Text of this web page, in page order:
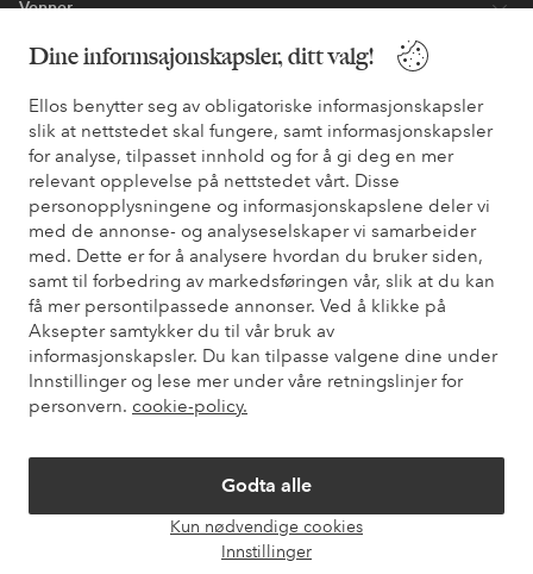
Dine informsajonskapsler, ditt valg!
Ellos benytter seg av obligatoriske informasjonskapsler
slik at nettstedet skal fungere, samt informasjonskapsler
for analyse, tilpasset innhold og for å gi deg en mer
relevant opplevelse på nettstedet vårt. Disse
personopplysningene og informasjonskapslene deler vi
med de annonse- og analyseselskaper vi samarbeider
med. Dette er for å analysere hvordan du bruker siden,
samt til forbedring av markedsføringen vår, slik at du kan
få mer persontilpassede annonser. Ved å klikke på
Aksepter samtykker du til vår bruk av
informasjonskapsler. Du kan tilpasse valgene dine under
Innstillinger og lese mer under våre retningslinjer for
personvern. cookie-policy.
Godta alle
Kun nødvendige cookies
Innstillinger
Venner
Sikre betalinger - Betal direkte eller del opp
Vil du vite mer om våre betalingsalternativer?
elpy elpy
Norge - Velg land
Facebook Instagram Pinterest Youtube